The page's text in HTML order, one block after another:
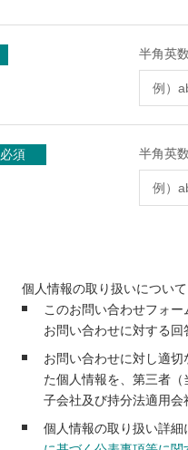
半角英
必須 半角英
個人情報の取り扱いについて
このお問い合わせフォー
お問い合わせに対する回
お問い合わせに対し適
た個人情報を、第三者
子会社及び持分法適用会
個人情報の取り扱い詳細